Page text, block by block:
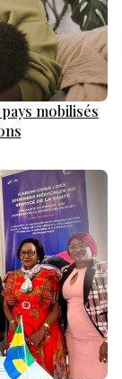
mobilisés